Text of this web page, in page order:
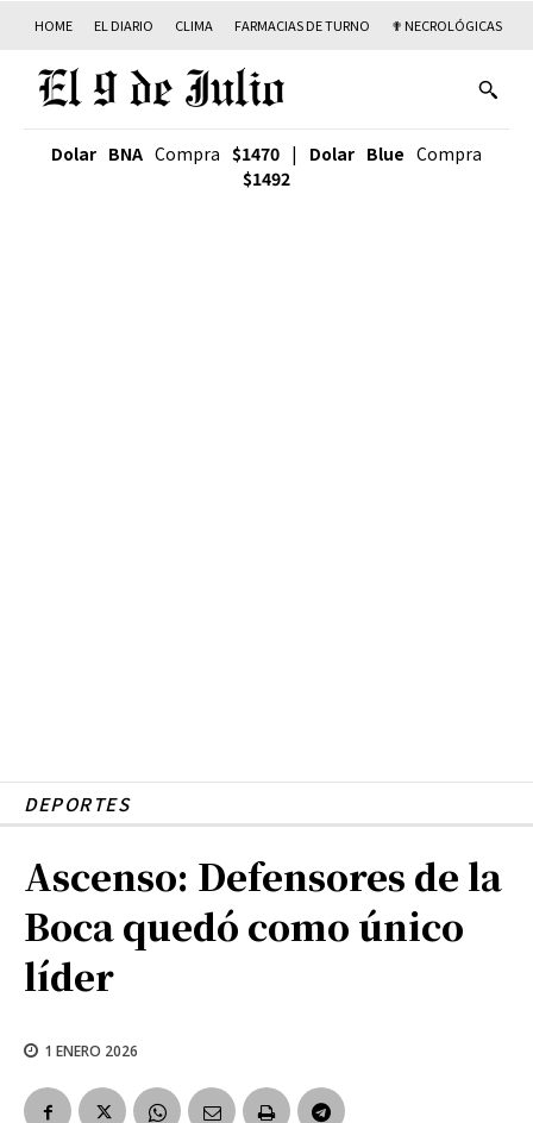
HOME EL DIARIO CLIMA FARMACIAS DE TURNO ✟ NECROLÓGICAS
Dolar BNA Compra $1470 | Dolar Blue Compra
$1492
DEPORTES
Ascenso: Defensores de la
Boca quedó como único
líder
1 ENERO 2026